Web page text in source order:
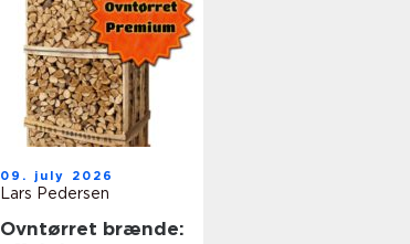
09. july 2026
Lars Pedersen
Ovntørret brænde: